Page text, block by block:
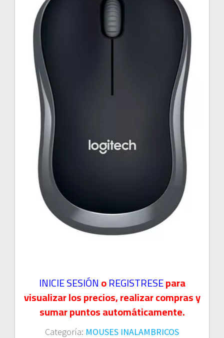
INICIE SESIÓNoREGISTRESEpara
visualizar los precios, realizar compras y
sumar puntos automáticamente.
Categoría: MOUSES INALAMBRICOS